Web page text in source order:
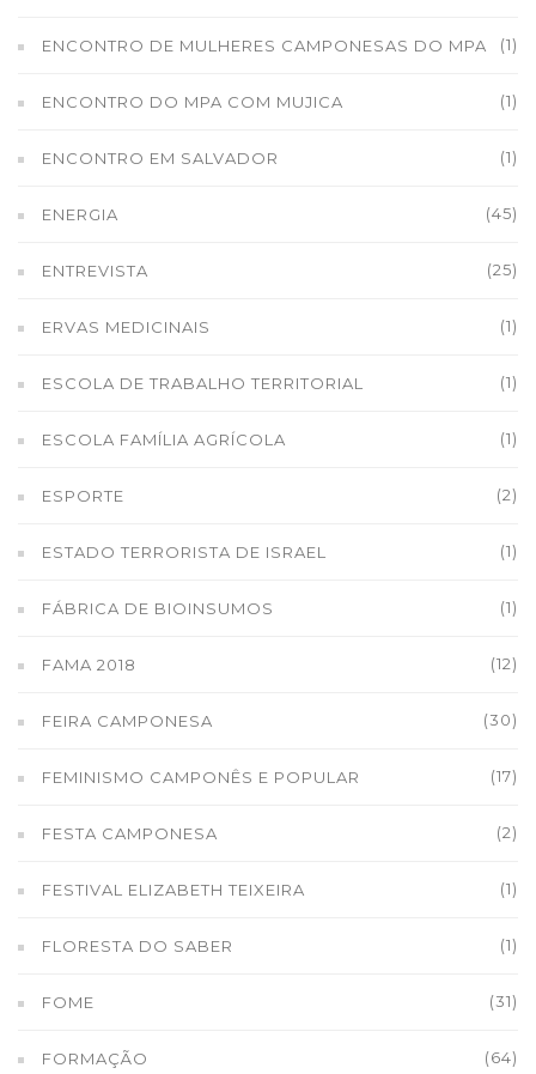
ENCONTRO DE MULHERES CAMPONESAS DO MPA (1)
ENCONTRO DO MPA COM MUJICA (1)
ENCONTRO EM SALVADOR (1)
ENERGIA (45)
ENTREVISTA (25)
ERVAS MEDICINAIS (1)
ESCOLA DE TRABALHO TERRITORIAL (1)
ESCOLA FAMÍLIA AGRÍCOLA (1)
ESPORTE (2)
ESTADO TERRORISTA DE ISRAEL (1)
FÁBRICA DE BIOINSUMOS (1)
FAMA 2018 (12)
FEIRA CAMPONESA (30)
FEMINISMO CAMPONÊS E POPULAR (17)
FESTA CAMPONESA (2)
FESTIVAL ELIZABETH TEIXEIRA (1)
FLORESTA DO SABER (1)
FOME (31)
FORMAÇÃO (64)